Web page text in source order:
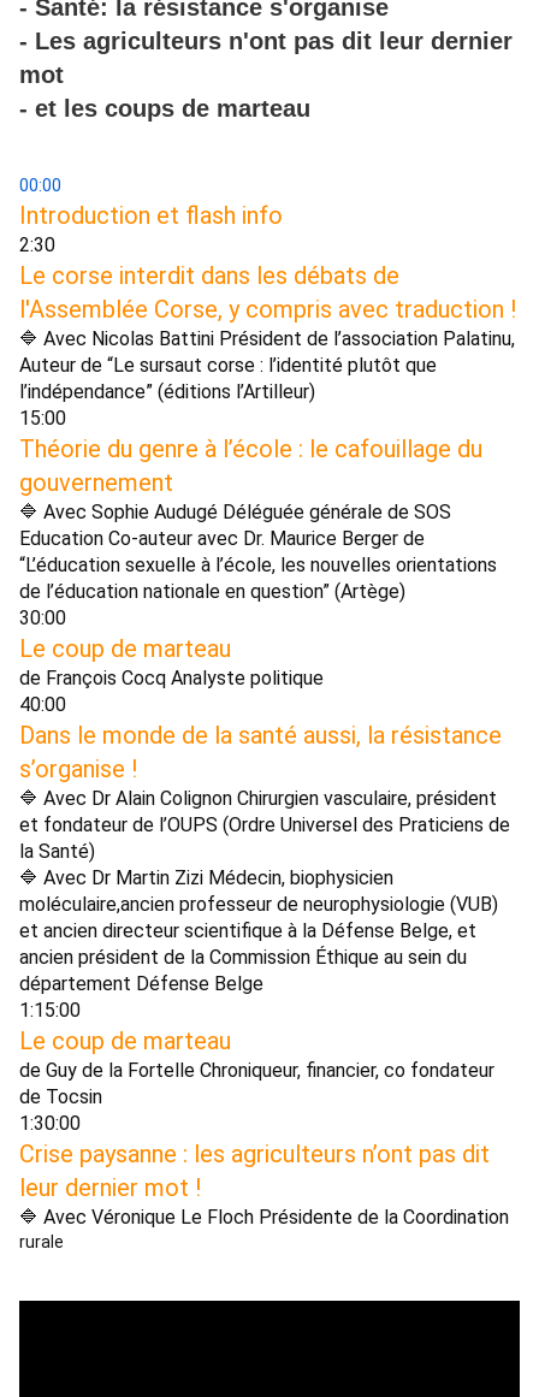
- Santé: la résistance s'organise
- Les agriculteurs n'ont pas dit leur dernier
mot
- et les coups de marteau
00:00
Introduction et flash info
2:30
Le corse interdit dans les débats de
🔷 Avec Nicolas Battini Président de l’association Palatinu,
Auteur de “Le sursaut corse : l’identité plutôt que
l’indépendance” (éditions l’Artilleur)
15:00
Théorie du genre à l’école : le cafouillage du
gouvernement
🔷 Avec Sophie Audugé Déléguée générale de SOS
Education Co-auteur avec Dr. Maurice Berger de
“L’éducation sexuelle à l’école, les nouvelles orientations
de l’éducation nationale en question” (Artège)
30:00
Le coup de marteau
de François Cocq Analyste politique
40:00
Dans le monde de la santé aussi, la résistance
s’organise !
🔷 Avec Dr Alain Colignon Chirurgien vasculaire, président
et fondateur de l’OUPS (Ordre Universel des Praticiens de
la Santé)
🔷 Avec Dr Martin Zizi Médecin, biophysicien
moléculaire,ancien professeur de neurophysiologie (VUB)
et ancien directeur scientifique à la Défense Belge, et
ancien président de la Commission Éthique au sein du
département Défense Belge
1:15:00
Le coup de marteau
de Guy de la Fortelle Chroniqueur, financier, co fondateur
de Tocsin
1:30:00
Crise paysanne : les agriculteurs n’ont pas dit
leur dernier mot !
rurale